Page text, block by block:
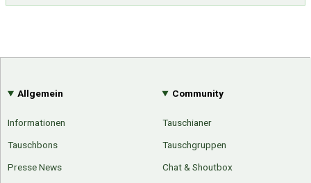
Allgemein
Informationen
Tauschbons
Presse News
Community
Tauschianer
Tauschgruppen
Chat & Shoutbox